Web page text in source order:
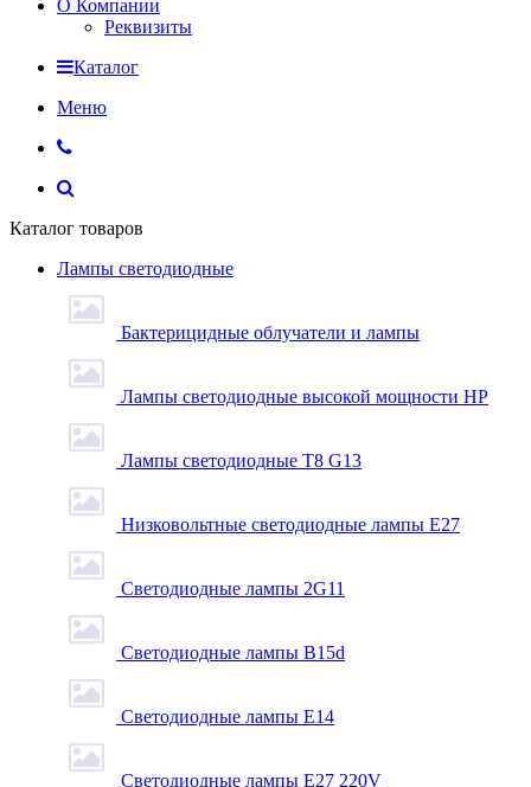
О Компании
Реквизиты
Каталог
Меню
Каталог товаров
Лампы светодиодные
Бактерицидные облучатели и лампы
Лампы светодиодные высокой мощности HP
Лампы светодиодные Т8 G13
Низковольтные светодиодные лампы E27
Светодиодные лампы 2G11
Светодиодные лампы B15d
Светодиодные лампы E14
Светодиодные лампы E27 220V